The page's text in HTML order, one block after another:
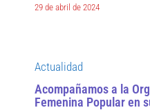
29 de abril de 2024
Actualidad
Acompañamos a la
Femenina Popular en